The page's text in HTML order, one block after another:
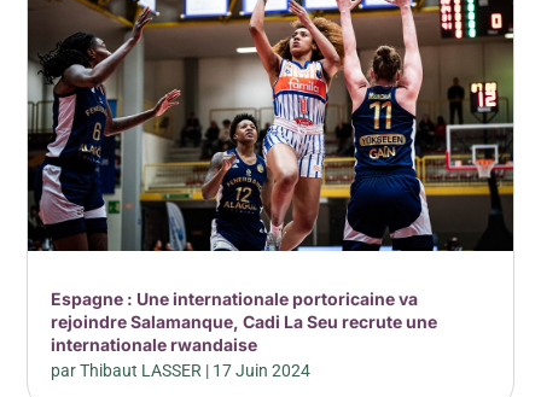
Espagne : Une internationale portoricaine va
rejoindre Salamanque, Cadi La Seu recrute une
internationale rwandaise
parThibaut LASSER | 17 Juin 2024